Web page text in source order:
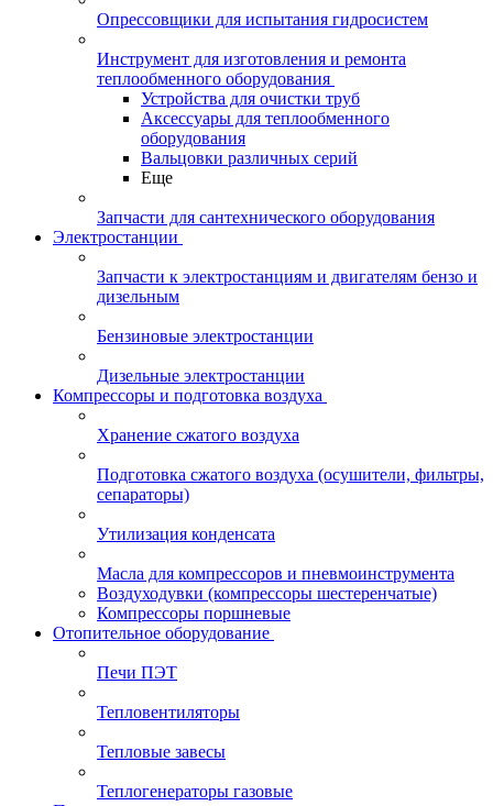
Опрессовщики для испытания гидросистем
Инструмент для изготовления и ремонта
теплообменного оборудования
Устройства для очистки труб
Аксессуары для теплообменного
оборудования
Вальцовки различных серий
Еще
Запчасти для сантехнического оборудования
Электростанции
Запчасти к электростанциям и двигателям бензо и
дизельным
Бензиновые электростанции
Дизельные электростанции
Компрессоры и подготовка воздуха
Хранение сжатого воздуха
Подготовка сжатого воздуха (осушители, фильтры,
сепараторы)
Утилизация конденсата
Масла для компрессоров и пневмоинструмента
Воздуходувки (компрессоры шестеренчатые)
Компрессоры поршневые
Отопительное оборудование
Печи ПЭТ
Тепловентиляторы
Тепловые завесы
Теплогенераторы газовые